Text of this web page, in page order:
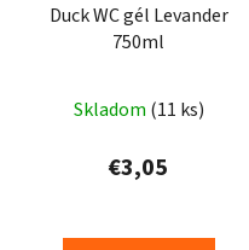
Duck WC gél Levander
750ml
Skladom (11 ks)
€3,05